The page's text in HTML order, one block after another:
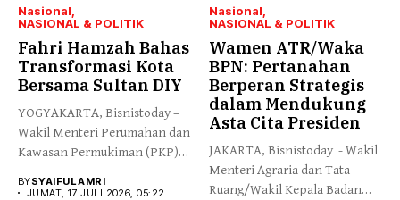
Nasional
NASIONAL & POLITIK
Fahri Hamzah Bahas
Transformasi Kota
Bersama Sultan DIY
YOGYAKARTA, Bisnistoday –
Wakil Menteri Perumahan dan
Kawasan Permukiman (PKP)
BYSYAIFUL AMRI
JUMAT, 17 JULI 2026, 05:22
Nasional
NASIONAL & POLITIK
Wamen ATR/Waka
BPN: Pertanahan
Berperan Strategis
dalam Mendukung
Asta Cita Presiden
JAKARTA, Bisnistoday - Wakil
Menteri Agraria dan Tata
Ruang/Wakil Kepala Badan